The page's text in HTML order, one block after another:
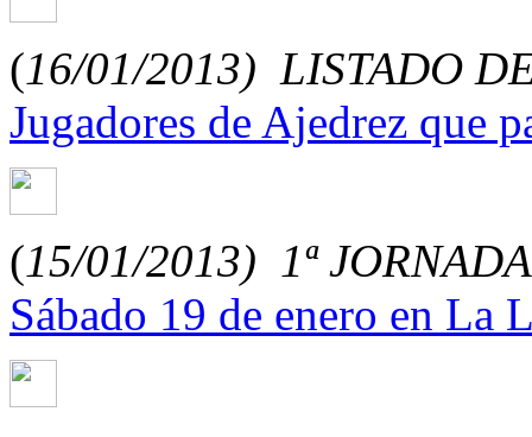
(16/01/2013) LISTADO
Jugadores de Ajedrez que
(15/01/2013) 1ª
Sábado 19 de enero en La